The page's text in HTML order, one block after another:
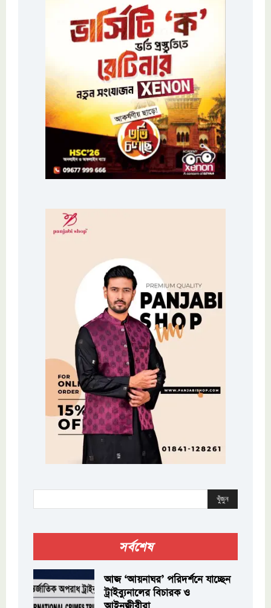
খুঁজুন
সর্বশেষ
আজ ‘আয়নাঘর’ পরিদর্শনে যাচ্ছেন
ট্রাইব্যুনালের বিচারক ও